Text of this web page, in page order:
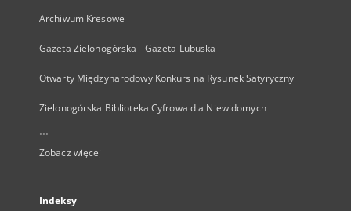
Archiwum Kresowe
Gazeta Zielonogórska - Gazeta Lubuska
Otwarty Międzynarodowy Konkurs na Rysunek Satyryczny
Zielonogórska Biblioteka Cyfrowa dla Niewidomych
...
Zobacz więcej
Indeksy